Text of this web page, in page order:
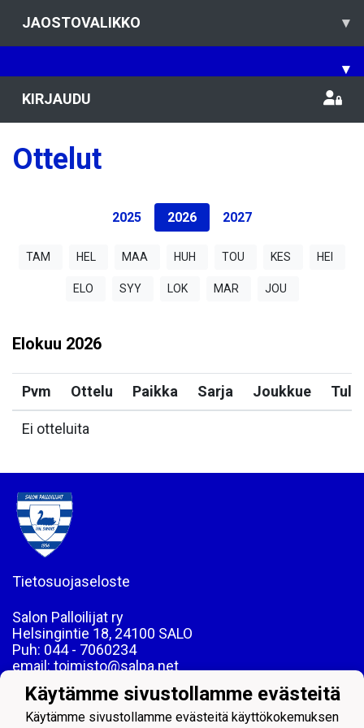
JAOSTOVALIKKO ▾
▾
KIRJAUDU
Ottelut
2025 2026 2027
TAM HEL MAA HUH TOU KES HEI
ELO SYY LOK MAR JOU
Elokuu 2026
Pvm Ottelu Paikka Sarja Joukkue
Ei otteluita
Tietosuojaseloste
Salon Palloilijat ry
Helsingintie 18, 24100 SALO
Puh: 044 - 7060234
email: toimisto@salpa.net
LY 0139538-2
Käytämme sivustollamme evästeitä
Käytämme sivustollamme evästeitä käyttökokemuksen